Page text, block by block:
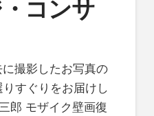
コンサ
撮影したお写真の
すぐりをお届けし
郎 モザイク壁画復